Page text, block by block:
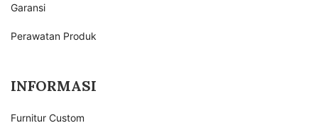
Garansi
Perawatan Produk
INFORMASI
Furnitur Custom